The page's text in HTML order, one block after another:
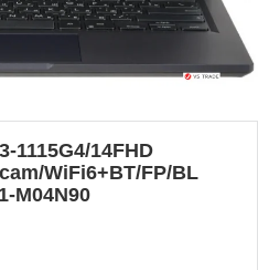
1115G4/14FHD
WiFi6+BT/FP/BL
M04N90